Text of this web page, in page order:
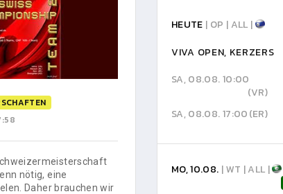
nötig, eine
Daher brauchen wir
HEUTE | OP | ALL |
VIVA OPEN, KERZERS
SA, 08.08. 10:00
(VR)
SA, 08.08. 17:00(ER)
MO, 10.08. | WT | ALL |